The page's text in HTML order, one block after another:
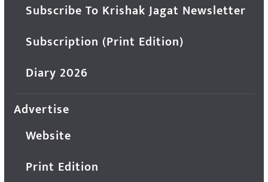
Subscribe To Krishak Jagat Newsletter
Subscription (Print Edition)
Diary 2026
Advertise
Website
Print Edition